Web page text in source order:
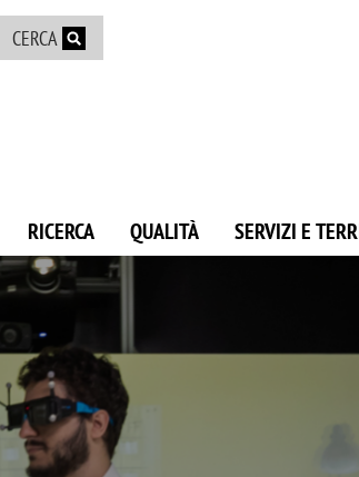
Salta al contenuto principale
CERCA
RICERCA QUALITÀ SERVIZI E